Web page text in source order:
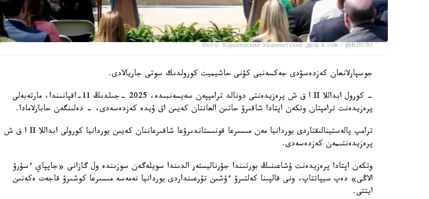
Фото: Королевский Хашимитский двор x.com / @RHCJO
جوسپارلانعان كەزدەسۋدى جەكسەنبى كۇنى حاشيميت كورولدىك سوتى جاريالادى.
- كورول ابداللا II ا ق ش پرەزيدەنتى دونالد ترامپپەن سەيسەنبىدە، 2025 -جىلدىڭ 11-اقپانىندا، مارتەبەلى
پرەزيدەنت ترامپتان وتكەن اپتادا شاقىرۋ حاتىن العاننان كەيىن اق ۇيدە كەزدەسەدى، - دەلىنگەن حابارلامادا.
ترامپ پالەستينالىقتاردى يوردانيا مەن مىسىرعا قونىستاندىرۋعا شاقىرعاننان كەيىن يوردانيا كورولى ابداللا II ا ق ش
پرەزيدەنتىمەن كەزدەسەدى.
وتكەن اپتادا پرەزيدەنت ۇشاعىنىڭ بورتىندا جۋرناليستەر الدىندا سويلەگەن سوزىندە ول گازانى «جاپپاي ءسۇرۋ
الاڭى» دەپ سيپاتتاپ، ونى قالپىنا كەلتىرۋ ءۇشىن تۇرعىنداردى يوردانيا نەمەسە مىسىرعا كوشىرۋ قاجەت ەكەنىن
ايتتى.